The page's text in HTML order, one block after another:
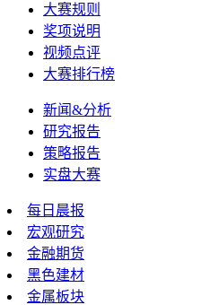
大赛规则
奖项说明
视频点评
大赛排行榜
新闻&分析
研究报告
策略报告
实盘大赛
每日晨报
宏观研究
金融期货
黑色建材
金属板块